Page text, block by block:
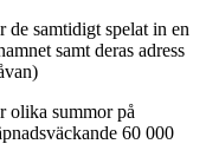
de samtidigt spelat in en
samt deras adress
olika summor på
60 000